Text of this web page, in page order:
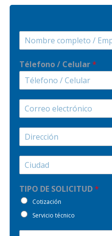
Télefono / Celular*
TIPO DE SOLICITUD*
Cotización
Servicio técnico